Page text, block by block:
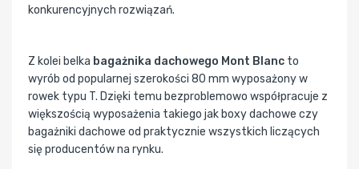
konkurencyjnych rozwiązań.
Z kolei belka bagażnika dachowego Mont Blanc to
wyrób od popularnej szerokości 80 mm wyposażony w
rowek typu T. Dzięki temu bezproblemowo współpracuje z
większością wyposażenia takiego jak boxy dachowe czy
bagażniki dachowe od praktycznie wszystkich liczących
się producentów na rynku.